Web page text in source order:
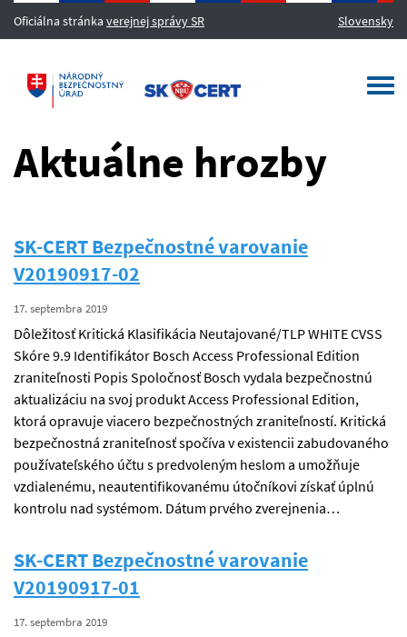
Oficiálna stránka verejnej správy SR Slovensky
Aktuálne hrozby
SK-CERT Bezpečnostné varovanie
V20190917-02
17. septembra 2019
Dôležitosť Kritická Klasifikácia Neutajované/TLP WHITE CVSS
Skóre 9.9 Identifikátor Bosch Access Professional Edition
zraniteľnosti Popis Spoločnosť Bosch vydala bezpečnostnú
aktualizáciu na svoj produkt Access Professional Edition,
ktorá opravuje viacero bezpečnostných zraniteľností. Kritická
bezpečnostná zraniteľnosť spočíva v existencii zabudovaného
používateľského účtu s predvoleným heslom a umožňuje
vzdialenému, neautentifikovanému útočníkovi získať úplnú
kontrolu nad systémom. Dátum prvého zverejnenia…
SK-CERT Bezpečnostné varovanie
V20190917-01
17. septembra 2019